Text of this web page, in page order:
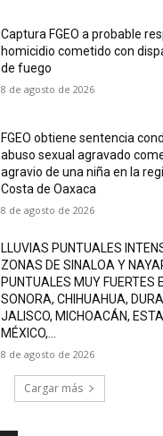
Captura FGEO a probable
homicidio cometido con
de fuego
8 de agosto de 2026
FGEO obtiene sentencia
abuso sexual agravado
agravio de una niña en la
Costa de Oaxaca
8 de agosto de 2026
LLUVIAS PUNTUALES
ZONAS DE SINALOA Y
PUNTUALES MUY FUERTES
SONORA, CHIHUAHUA,
JALISCO, MICHOACÁN,
MÉXICO,...
8 de agosto de 2026
Cargar más